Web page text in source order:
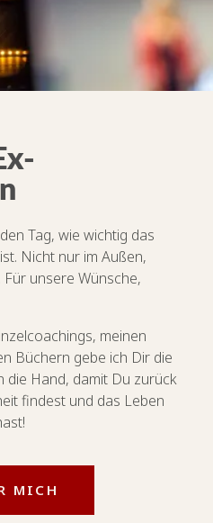
Tag, wie wichtig das
Nicht nur im Außen,
unsere Wünsche,
meinen
Büchern gebe ich Dir die
die Hand, damit Du zurück
findest und das Leben
MICH